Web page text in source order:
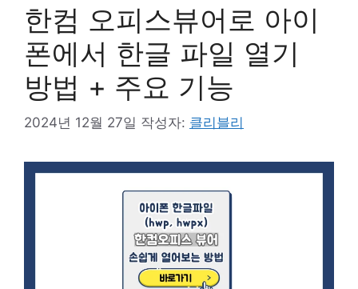
한컴 오피스뷰어로 아이
폰에서 한글 파일 열기
방법 + 주요 기능
2024년 12월 27일 작성자: 클리블리